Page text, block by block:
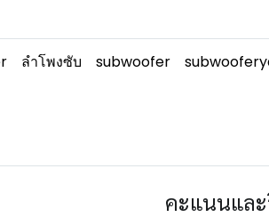
ลำโพงซับ subwoofer
คะแนนแล